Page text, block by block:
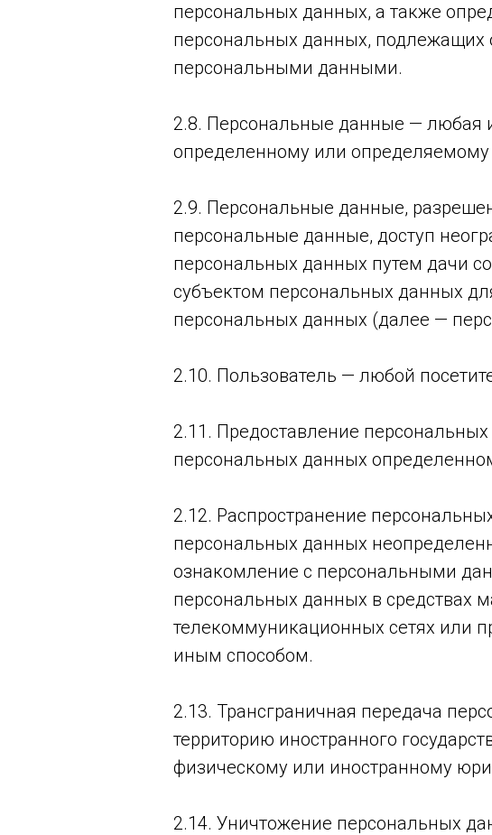
персональных данных, а также
персональных данных, подлежащих
персональными данными.
2.8. Персональные данные — любая
определенному или
2.9. Персональные данные,
персональные данные, доступ
персональных данных путем дачи
субъектом персональных данных
персональных данных (далее —
2.10. Пользователь — любой
2.11. Предоставление
персональных данных
2.12. Распространение
персональных данных
ознакомление с персональными
персональных данных в
телекоммуникационных сетях или
иным способом.
2.13. Трансграничная передача
территорию иностранного
физическому или иностранному
2.14. Уничтожение персональных